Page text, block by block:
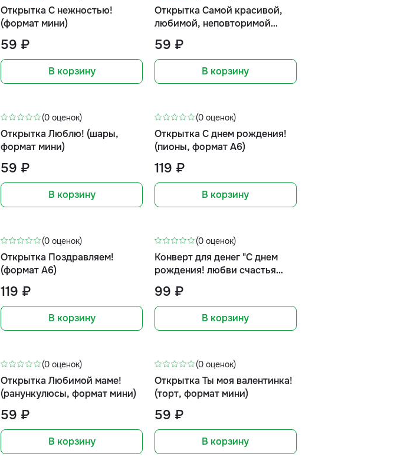
Открытка С нежностью!
(формат мини)
59 ₽
В корзину
Открытка Самой красивой,
любимой, неповторимой
59 ₽
В корзину
(0 оценок)
Открытка Люблю! (шары,
формат мини)
59 ₽
В корзину
(0 оценок)
Открытка С днем рождения!
(пионы, формат А6)
119 ₽
В корзину
(0 оценок)
Открытка Поздравляем!
(формат А6)
119 ₽
В корзину
(0 оценок)
Конверт для денег "С днем
рождения! любви счастья
99 ₽
В корзину
(0 оценок)
Открытка Любимой маме!
(ранункулюсы, формат мини)
59 ₽
В корзину
(0 оценок)
Открытка Ты моя валентинка!
(торт, формат мини)
59 ₽
В корзину